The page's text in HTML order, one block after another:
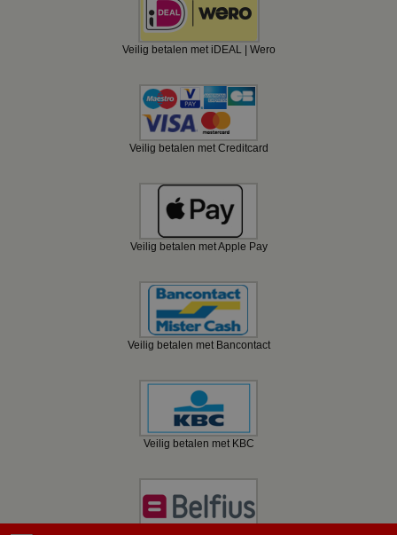
Veilig betalen met iDEAL | Wero
Veilig betalen met Creditcard
Veilig betalen met Apple Pay
Veilig betalen met Bancontact
Veilig betalen met KBC